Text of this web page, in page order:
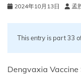
2024年10月13日 孟
This entry is part 33
Dengvaxia